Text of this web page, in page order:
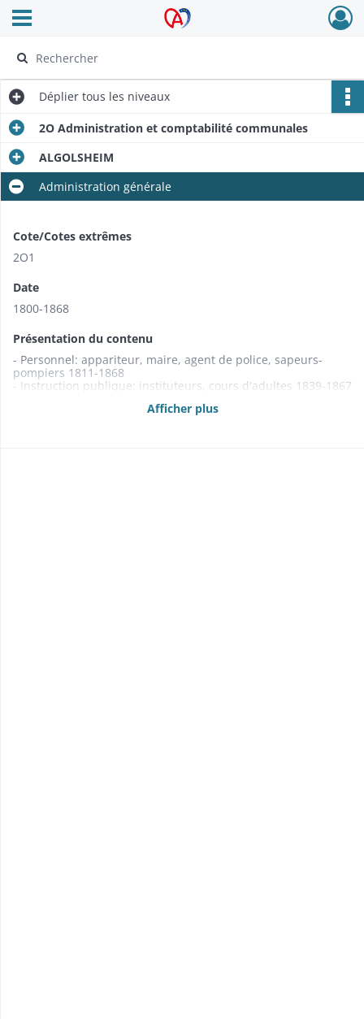
Archives Alsace - Colmar
Ouvrir le menu déroulant
Déplier tous les niveaux
2O Administration et comptabilité communales
ALGOLSHEIM
Administration générale
Cote/Cotes extrêmes
2O1
Date
1800-1868
Présentation du contenu
- Personnel: appariteur, maire, agent de police, sapeurs-
pompiers 1811-1868
- Instruction publique: instituteurs, cours d'adultes 1839-1867
Afficher plus